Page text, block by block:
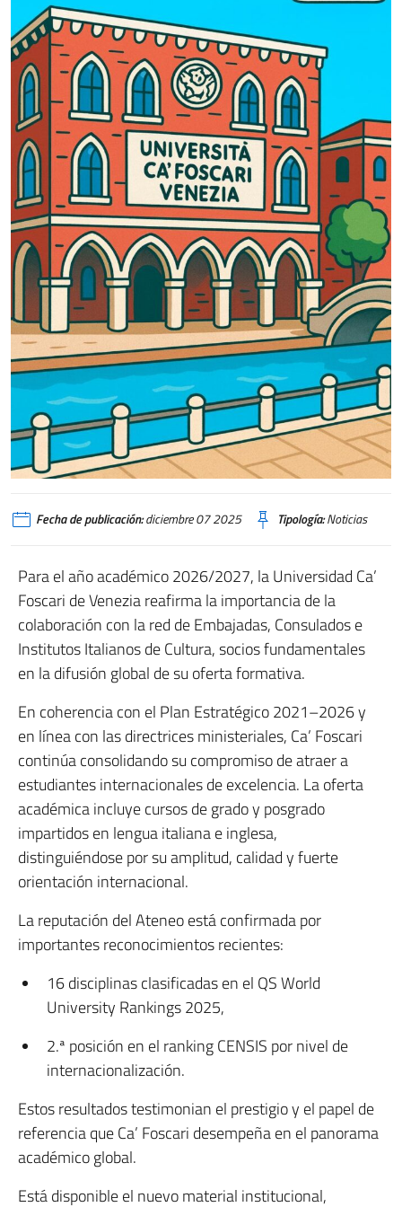
Fecha de publicación:diciembre 07 2025 Tipología:Noticias
Para el año académico 2026/2027, la Universidad Ca’
Foscari de Venezia reafirma la importancia de la
colaboración con la red de Embajadas, Consulados e
Institutos Italianos de Cultura, socios fundamentales
en la difusión global de su oferta formativa.
En coherencia con el Plan Estratégico 2021–2026 y
en línea con las directrices ministeriales, Ca’ Foscari
continúa consolidando su compromiso de atraer a
estudiantes internacionales de excelencia. La oferta
académica incluye cursos de grado y posgrado
impartidos en lengua italiana e inglesa,
distinguiéndose por su amplitud, calidad y fuerte
orientación internacional.
La reputación del Ateneo está confirmada por
importantes reconocimientos recientes:
16 disciplinas clasificadas en el QS World
University Rankings 2025,
2.ª posición en el ranking CENSIS por nivel de
internacionalización.
Estos resultados testimonian el prestigio y el papel de
referencia que Ca’ Foscari desempeña en el panorama
académico global.
Está disponible el nuevo material institucional,